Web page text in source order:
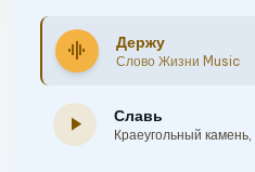
graphic_eq Держу
Слово Жизни Music
play_arrow Славь
Краеугольный камень,